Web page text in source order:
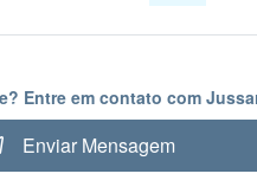
Entre em contato com
Enviar Mensagem